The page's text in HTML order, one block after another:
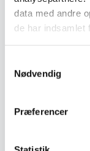
data med andre
de har indsamlet
Nødvendig
Præferencer